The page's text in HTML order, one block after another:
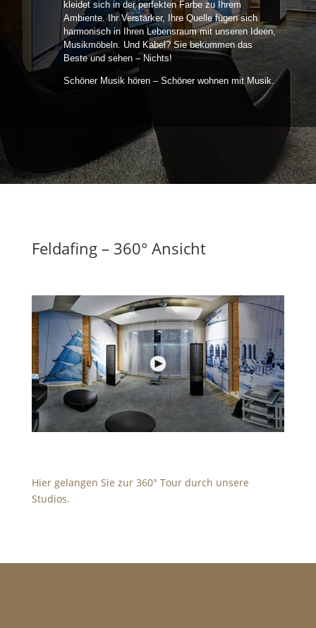
kleidet sich in der perfekten Farbe zu Ihrem
Ambiente. Ihr Verstärker, Ihre Quelle fügen sich
harmonisch in Ihren Lebensraum mit unseren Ideen,
Musikmöbeln. Und Kabel? Sie bekommen das
Beste und sehen – Nichts!
Schöner Musik hören – Schöner wohnen mit Musik.
Feldafing – 360° Ansicht
Hier gelangen Sie zur 360° Tour durch unsere
Studios.